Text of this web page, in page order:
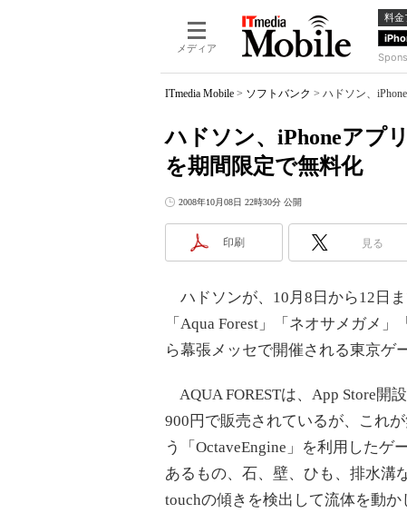
メディア
料金
ITmedia Mobile > ソフトバンク > ハドソン、
ハドソン、iPhoneアプ
を期間限定で無料化
2008年10月08日 22時30分 公開
印刷 見る
ハドソンが、10月8日から12日ま
「Aqua Forest」「ネオサメガメ
ら幕張メッセで開催される東京ゲ
AQUA FORESTは、App Store開
900円で販売されているが、これ
う「OctaveEngine」を利用した
あるもの、石、壁、ひも、排水溝
touchの傾きを検出して流体を動